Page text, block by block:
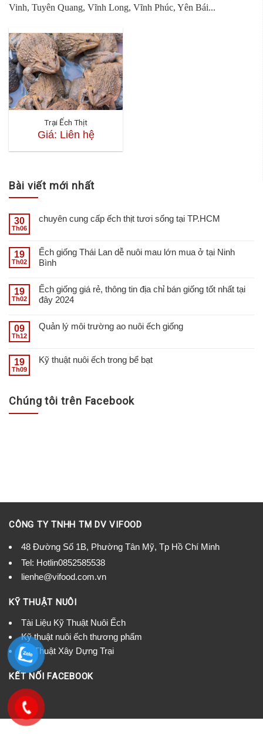
Vinh, Tuyên Quang, Vĩnh Long, Vĩnh Phúc, Yên Bái...
Trại Ếch Thịt
Giá: Liên hệ
Bài viết mới nhất
30
Th06
chuyên cung cấp ếch thịt tươi sống tại TP.HCM
19
Th02
Ếch giống Thái Lan dễ nuôi mau lớn mua ở tại Ninh
Bình
19
Th02
Ếch giống giá rẻ, thông tin địa chỉ bán giống tốt nhất tại
đây 2024
09
Th12
Quản lý môi trường ao nuôi ếch giống
19
Th09
Kỹ thuật nuôi ếch trong bể bạt
Chúng tôi trên Facebook
CÔNG TY TNHH TM DV VIFOOD
48 Đường Số 1B, Phường Tân Mỹ, Tp Hồ Chí Minh
Tel: Hotlin0852585538
lienhe@vifood.com.vn
KỸ THUẬT NUÔI
Tài Liệu Kỹ Thuật Nuôi Ếch
Kỹ thuật nuôi ếch thương phẩm
Kỹ Thuật Xây Dựng Trại
KẾT NỐI FACEBOOK